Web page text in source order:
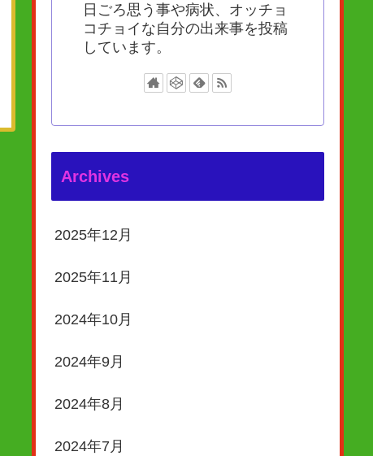
日ごろ思う事や病状、オッチョ
コチョイな自分の出来事を投稿
しています。
Archives
2025年12月
2025年11月
2024年10月
2024年9月
2024年8月
2024年7月